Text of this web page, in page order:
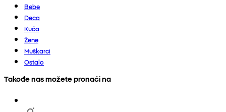
Bebe
Deca
Kuća
Žene
Muškarci
Ostalo
Takođe nas možete pronaći na